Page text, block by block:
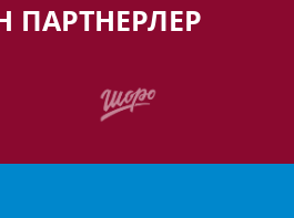
ПАРТНЕРЛЕР